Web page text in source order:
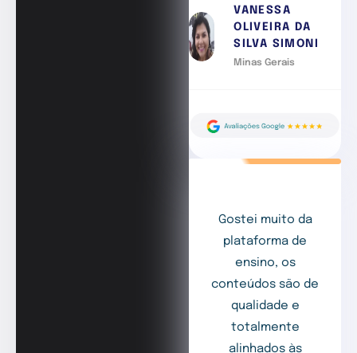
VANESSA
OLIVEIRA DA
SILVA SIMONI
Minas Gerais
Gostei muito da
plataforma de
ensino, os
conteúdos são de
qualidade e
totalmente
alinhados às